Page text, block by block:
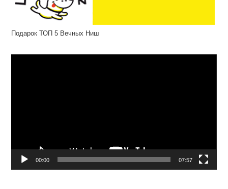
Подарок ТОП 5 Вечных Ниш
00:00 07:57